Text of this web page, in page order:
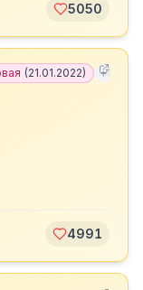
5050
(21.01.2022) +11
4991